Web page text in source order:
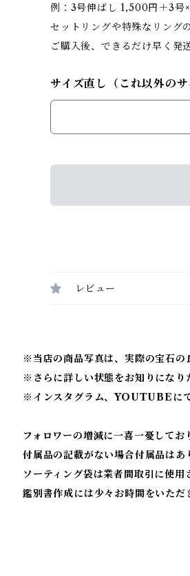
例：3号伸ばし 1,500円＋3号
セットリングや特殊なリング
ご購入後、できるだけ早く発
サイズ直し（これ以外の
レビュー
※当店の商品写真は、実際の宝石の
※ さらに詳しい状態をお知りにな
※ インスタグラム、YOUTUBEに
フォロワーの増減に一喜一憂してお
付属品の記載がない場合付属品はあ
ソーティング袋は業者間取引に使用
鑑別書作成には少々お時間をいただ